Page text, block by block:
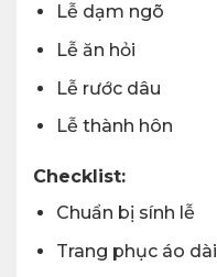
Lễ dạm ngõ
Lễ ăn hỏi
Lễ rước dâu
Lễ thành hôn
Checklist:
Chuẩn bị sính lễ
Trang phục áo dài